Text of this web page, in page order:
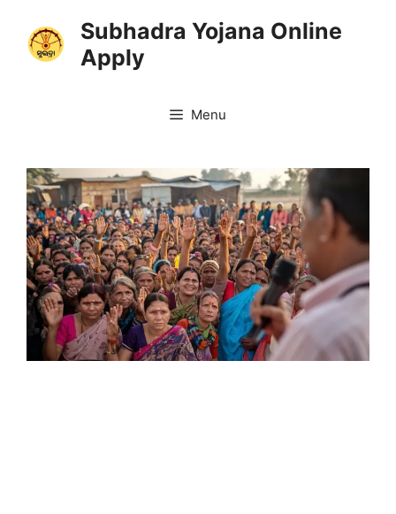
content
Subhadra Yojana Online
Apply
Menu